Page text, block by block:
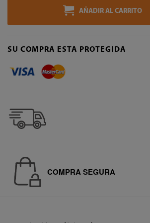
AÑADIR AL CARRITO
SU COMPRA ESTA PROTEGIDA
COMPRA SEGURA